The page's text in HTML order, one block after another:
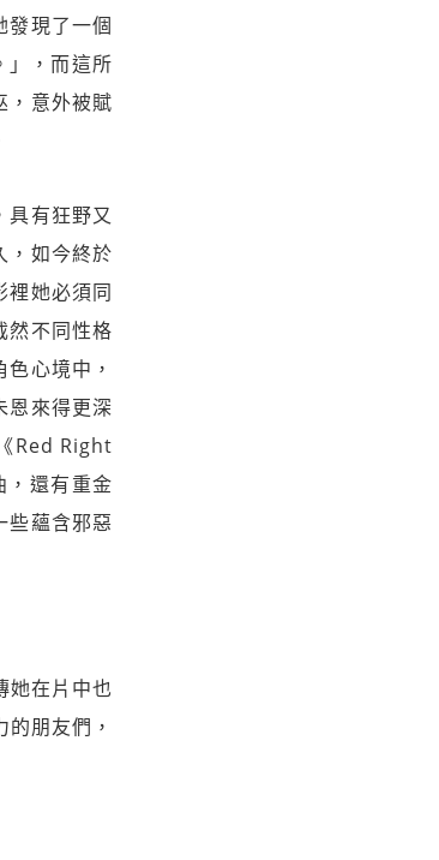
發現了一個
」，而這所
，意外被賦
具有狂野又
，如今終於
裡她必須同
然不同性格
心境中，
恩來得更深
Red Right
還有重金
些蘊含邪惡
她在片中也
朋友們，